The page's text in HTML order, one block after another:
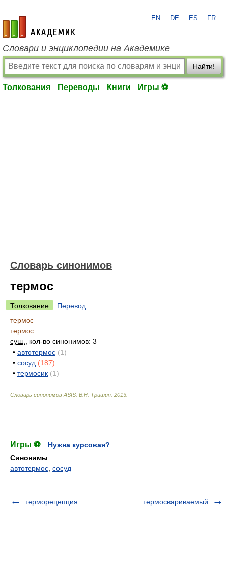
academic.ru
EN DE ES FR
Словари и энциклопедии на Академике
Найти!
Толкования Переводы Книги Игры ⚽
Словарь синонимов
термос
Толкование
Перевод
термос
термос
сущ.
, кол-во синонимов: 3
• автотермос (1)
• сосуд (187)
• термосик (1)
Словарь синонимов ASIS. В.Н. Тришин 2013
Игры ⚽
Нужна курсовая?
Синонимы:
автотермос сосуд
терморецепция термосвариваемый